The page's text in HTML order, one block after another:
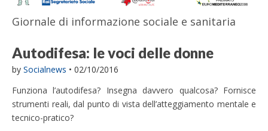
SocialNews
Giornale di informazione sociale e sanitaria
Autodifesa: le voci delle donne
by Socialnews • 02/10/2016
Funziona l’autodifesa? Insegna davvero qualcosa? Fornisce
strumenti reali, dal punto di vista dell’atteggiamento mentale e
tecnico-pratico?